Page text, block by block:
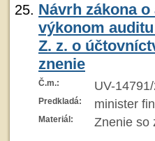
Návrh zákona
výkonom
Z. z. o
znenie
Č.m.: UV-
Predkladá: minister
Materiál: Znenie so